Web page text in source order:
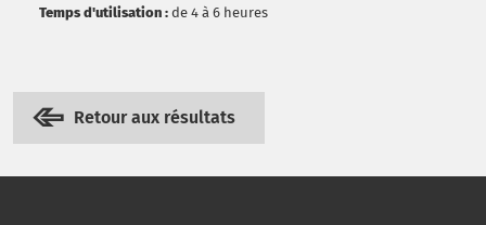
Temps d'utilisation : de 4 à 6 heures
Retour aux résultats